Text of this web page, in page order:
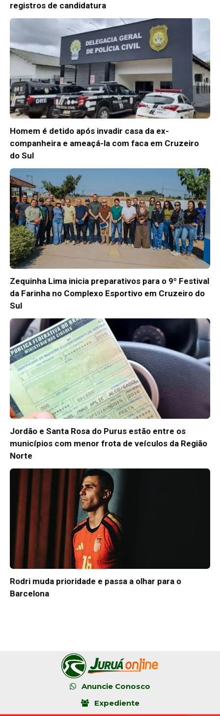
registros de candidatura
Homem é detido após invadir casa da ex-
companheira e ameaçá-la com faca em Cruzeiro
do Sul
Zequinha Lima inicia preparativos para o 9º Festival
da Farinha no Complexo Esportivo em Cruzeiro do
Sul
Jordão e Santa Rosa do Purus estão entre os
municípios com menor frota de veículos da Região
Norte
Rodri muda prioridade e passa a olhar para o
Barcelona
Anuncie Conosco
Expediente